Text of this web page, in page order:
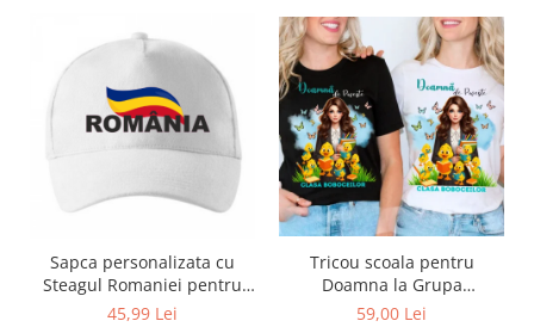
Sapca personalizata cu
Steagul Romaniei pentru
concursuri
45,99 Lei
Tricou scoala pentru
Doamna la Grupa
boboceilor– cadou
59,00 Lei